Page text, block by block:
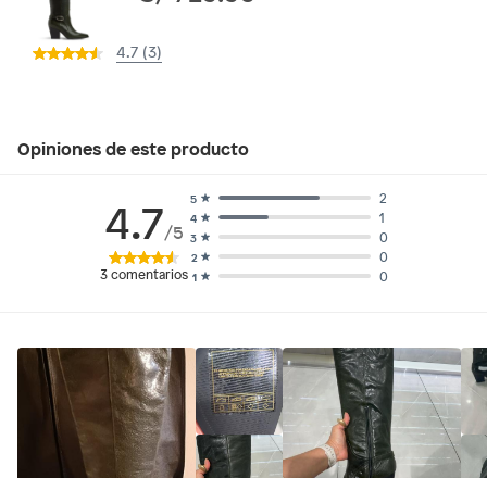
4.7 (3)
Opiniones de este producto
4.7/5
3 comentarios 1 0
2 0
3 0
4 1
5 2